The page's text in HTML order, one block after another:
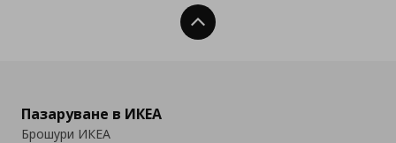
Нагоре
Пазаруване в ИКЕА
Брошури ИКЕА